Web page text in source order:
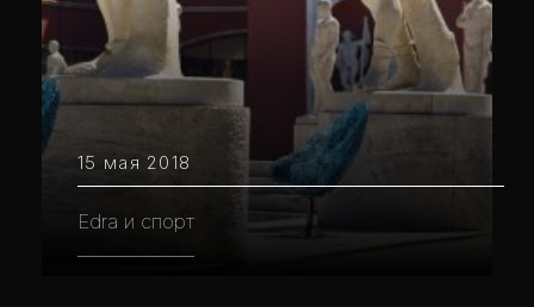
15 мая 2018
Edra и спорт